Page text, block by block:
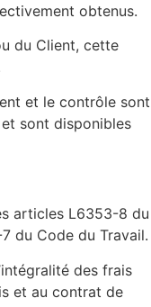
obtenus.
du Client, cette
et le contrôle sont
sont disponibles
articles L6353-8 du
du Code du Travail.
des frais
et au contrat de